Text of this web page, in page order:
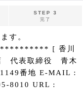
STEP 3
完了
す。
[ 香川
代表取締役 青木
番地 E-MAIL :
8010 URL :